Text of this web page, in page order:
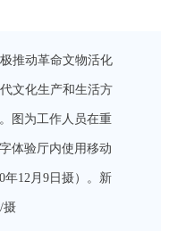
推动革命文物活化
文化生产和生活方
图为工作人员在重
体验厅内使用移动
年12月9日摄）。新
摄